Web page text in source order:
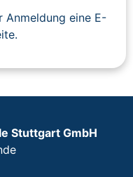
Anmeldung eine E-
Stuttgart GmbH